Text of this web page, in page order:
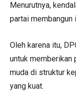
Menurutnya,
partai membangun
Oleh karena itu,
untuk memberikan
muda di struktur
yang kuat.